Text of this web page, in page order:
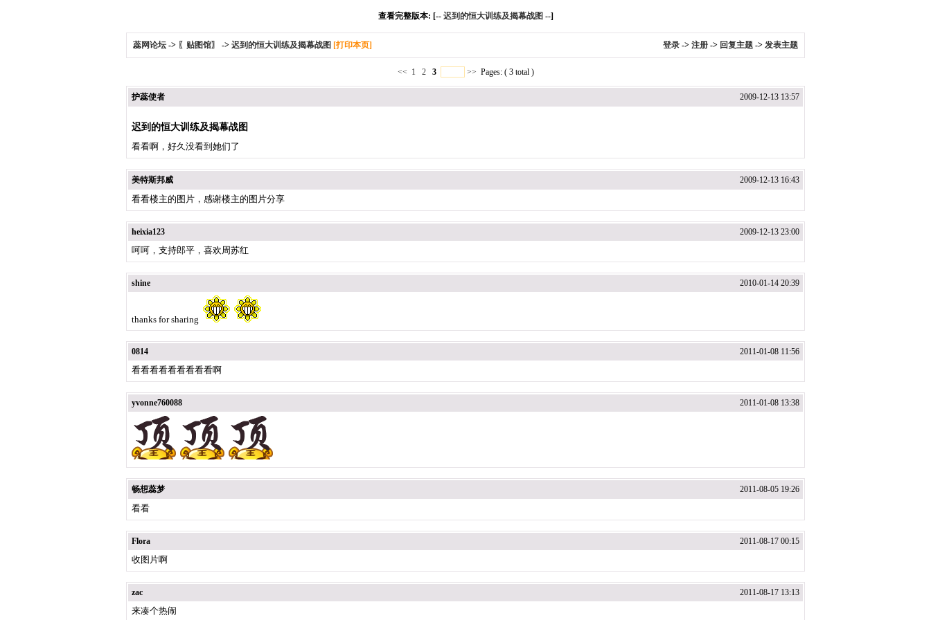
查看完整版本: [-- 迟到的恒大训练及揭幕战图 --]
蕊网论坛 -> 〖贴图馆〗 -> 迟到的恒大训练及揭幕战图 [打印本页] 登录 -> 注册 -> 回复主题 -> 发表主题
<< 1 2 3 >> Pages: ( 3 total )
护蕊使者 2009-12-13 13:57
迟到的恒大训练及揭幕战图
看看啊，好久没看到她们了
美特斯邦威 2009-12-13 16:43
看看楼主的图片，感谢楼主的图片分享
heixia123 2009-12-13 23:00
呵呵，支持郎平，喜欢周苏红
shine 2010-01-14 20:39
thanks for sharing
0814 2011-01-08 11:56
看看看看看看看看看啊
yvonne760088 2011-01-08 13:38
畅想蕊梦 2011-08-05 19:26
看看
Flora 2011-08-17 00:15
收图片啊
zac 2011-08-17 13:13
来凑个热闹